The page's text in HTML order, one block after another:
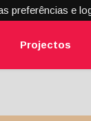
preferências e
Projectos